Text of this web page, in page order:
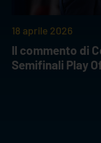
18 aprile 2026
Il commento di
Semifinali Play